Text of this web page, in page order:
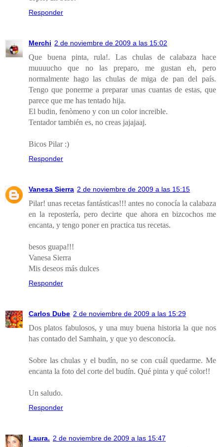
Responder
Merchi 2 de noviembre de 2009 a las 15:02
Que buena pinta, rula!. Las chulas de calabaza hace
muuuucho que no las preparo, me gustan eh, pero
normalmente hago las chulas de miga de pan del país.
Tengo que ponerme a preparar unas cuantas de estas, que
parece que me has tentado hija.
El budin, fenòmeno y con un color increible.
Tentador también es, no creas jajajaaj.
Bicos Pilar :)
Responder
Vanesa Sierra 2 de noviembre de 2009 a las 15:15
Pilar! unas recetas fantásticas!!! antes no conocía la calabaza
en la repostería, pero decirte que ahora en bizcochos me
encanta, y tengo poner en practica tus recetas.
besos guapa!!!
Vanesa Sierra
Mis deseos más dulces
Responder
Carlos Dube 2 de noviembre de 2009 a las 15:29
Dos platos fabulosos, y una muy buena historia la que nos
has contado del Samhain, y que yo desconocía.
Sobre las chulas y el budín, no se con cuál quedarme. Me
encanta la foto del corte del budín. Qué pinta y qué color!!
Un saludo.
Responder
Laura. 2 de noviembre de 2009 a las 15:47